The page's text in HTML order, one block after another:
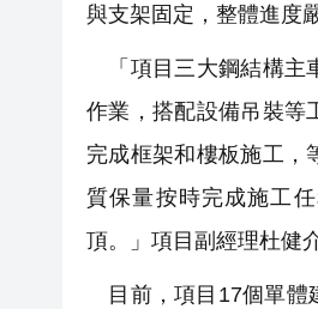
與支架固定，整體進度
「項目三大鋼結構主
作業，搭配設備吊裝等
完成框架和樓板施工，
質保量按時完成施工
頂。」項目副經理杜健
目前，項目17個單體